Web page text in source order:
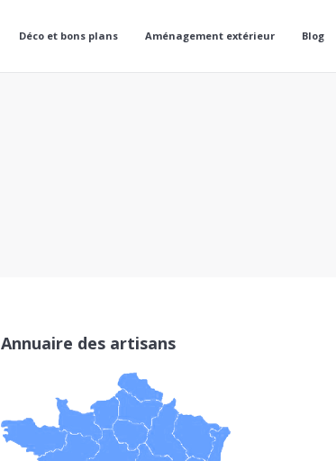
Déco et bons plans Aménagement extérieur Blog
Annuaire des artisans